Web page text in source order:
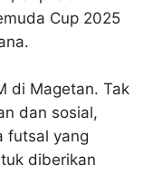
Cup 2025
di Magetan. Tak
dan sosial,
futsal yang
diberikan